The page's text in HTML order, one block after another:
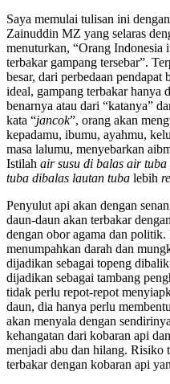
Saya memulai tulisan ini
Zainuddin MZ yang selaras
menuturkan, “Orang Indonesia
terbakar gampang tersebar”.
besar, dari perbedaan
ideal, gampang terbakar hanya
benarnya atau dari “katanya”
kata “jancok”, orang akan
kepadamu, ibumu, ayahmu,
masa lalumu, menyebarkan
Istilah air susu di balas air tuba
tuba dibalas lautan tuba lebih
Penyulut api akan dengan
daun-daun akan terbakar
dengan obor agama dan politik.
menumpahkan darah dan
dijadikan sebagai topeng
dijadikan sebagai tambang
tidak perlu repot-repot
daun, dia hanya perlu
akan menyala dengan
kehangatan dari kobaran api
menjadi abu dan hilang. Risiko
terbakar dengan kobaran api